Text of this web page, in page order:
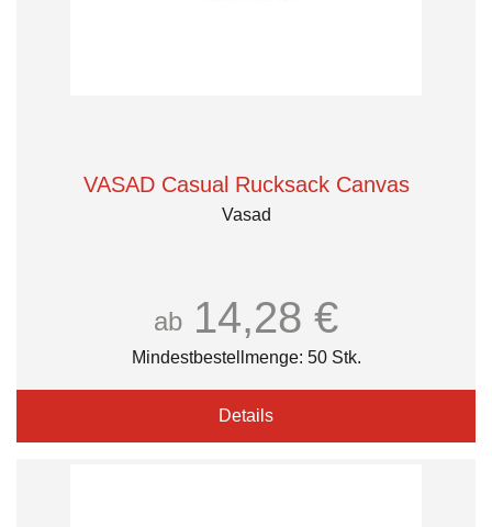
VASAD Casual Rucksack Canvas
Vasad
ab 14,28 €
Mindestbestellmenge: 50 Stk.
Details